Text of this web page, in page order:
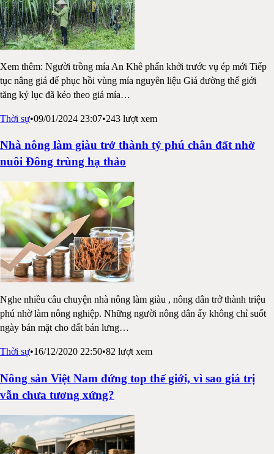
Xem thêm: Người trồng mía An Khê phấn khởi trước vụ ép mới Tiếp
tục nâng giá để phục hồi vùng mía nguyên liệu Giá đường thế giới
tăng kỷ lục đã kéo theo giá mía…
Thời sự•09/01/2024 23:07•243 lượt xem
Nhà nông làm giàu trở thành tỷ phú chân đất nhờ
nuôi Đông trùng hạ thảo
Nghe nhiều câu chuyện nhà nông làm giàu , nông dân trở thành triệu
phú nhờ làm nông nghiệp. Những người nông dân ấy không chỉ suốt
ngày bán mặt cho đất bán lưng…
Thời sự•16/12/2020 22:50•82 lượt xem
Nông sản Việt Nam đứng top thế giới, vì sao giá trị
vẫn chưa tương xứng?